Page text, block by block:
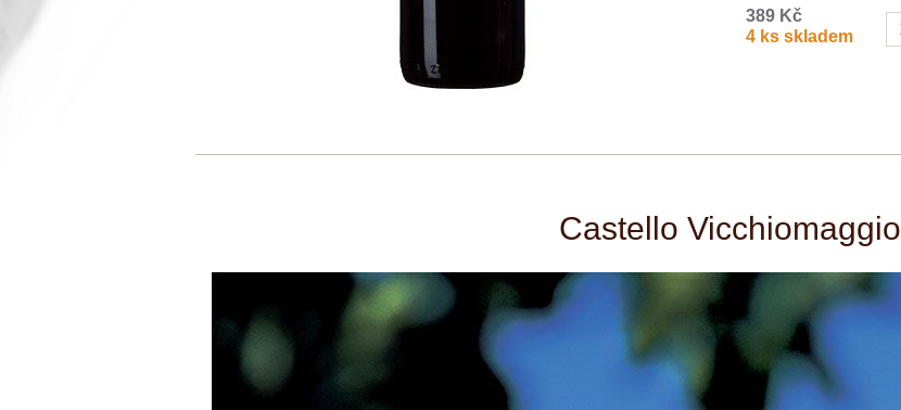
389 Kč
4 ks skladem
Castello Vicchiomaggio